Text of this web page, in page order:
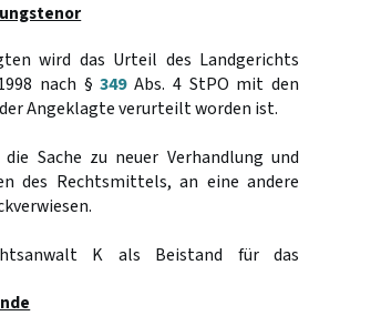
wird das Urteil des Landgerichts
nach §349Abs. 4 StPO mit den
Angeklagte verurteilt worden ist.
Sache zu neuer Verhandlung und
des Rechtsmittels, an eine andere
K als Beistand für das